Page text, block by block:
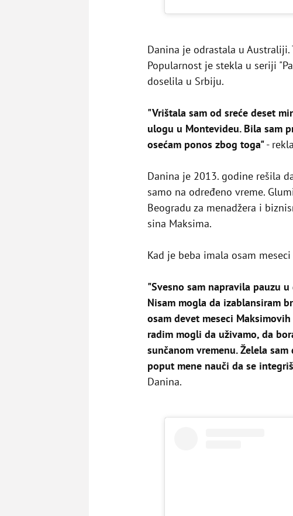
Danina je odrastala u Australiji.
Popularnost je stekla u seriji
doselila u Srbiju.
"Vrištala sam od sreće deset
ulogu u Montevideu. Bila sam
osećam ponos zbog toga"-
Danina je 2013. godine rešila
samo na određeno vreme.
Beogradu za menadžera i
sina Maksima.
Kad je beba imala osam
"Svesno sam napravila pauzu
Nisam mogla da izablansiram
osam devet meseci
radim mogli da uživamo, da
sunčanom vremenu. Želela
poput mene nauči da se
Danina.